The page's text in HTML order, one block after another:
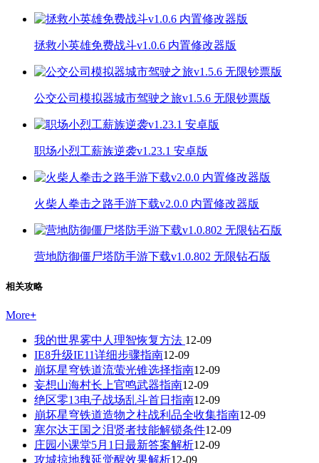
拯救小英雄免费战斗v1.0.6 内置修改器版
公交公司模拟器城市驾驶之旅v1.5.6 无限钞票版
职场小烈工薪族逆袭v1.23.1 安卓版
火柴人拳击之路手游下载v2.0.0 内置修改器版
营地防御僵尸塔防手游下载v1.0.802 无限钻石版
相关攻略
More+
我的世界雾中人理智恢复方法 12-09
IE8升级IE11详细步骤指南12-09
崩坏星穹铁道流萤光锥选择指南12-09
妄想山海村长上官鸣武器指南12-09
绝区零13电子战场乱斗首日指南12-09
崩坏星穹铁道造物之柱战利品全收集指南12-09
塞尔达王国之泪贤者技能解锁条件12-09
庄园小课堂5月1日最新答案解析12-09
攻城掠地魏延觉醒效果解析12-09